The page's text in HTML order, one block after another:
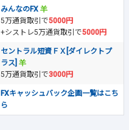
みんなのFX
5万通貨取引で5000円
+シストレ5万通貨取引で5000円
セントラル短資ＦＸ[ダイレクトプ
ラス]
5万通貨取引で3000円
FXキャッシュバック企画一覧はこち
ら